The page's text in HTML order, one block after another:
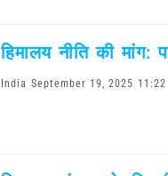
हिमालय नीति की मांग:
India September 19, 2025 11:22